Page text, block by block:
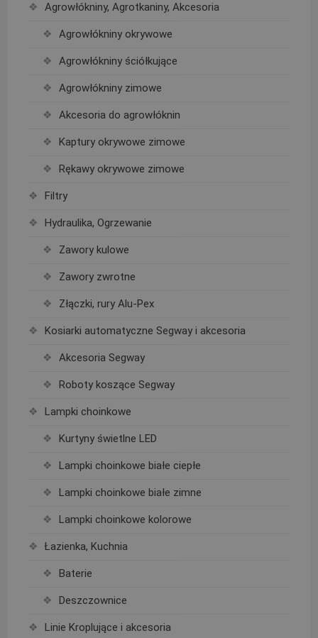
Agrowłókniny, Agrotkaniny, Akcesoria
Agrowłókniny okrywowe
Agrowłókniny ściółkujące
Agrowłókniny zimowe
Akcesoria do agrowłóknin
Kaptury okrywowe zimowe
Rękawy okrywowe zimowe
Filtry
Hydraulika, Ogrzewanie
Zawory kulowe
Zawory zwrotne
Złączki, rury Alu-Pex
Kosiarki automatyczne Segway i akcesoria
Akcesoria Segway
Roboty koszące Segway
Lampki choinkowe
Kurtyny świetlne LED
Lampki choinkowe białe ciepłe
Lampki choinkowe białe zimne
Lampki choinkowe kolorowe
Łazienka, Kuchnia
Baterie
Deszczownice
Linie Kroplujące i akcesoria